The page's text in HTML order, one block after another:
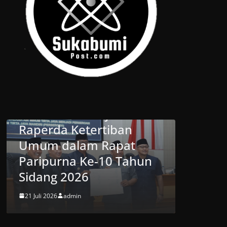
Ketertiban
Rapat
Ke-10 Tahun
Kabupaten
Hadiri Peresmian
Jembatan Garuda
Cikembar
20 Juli 2026